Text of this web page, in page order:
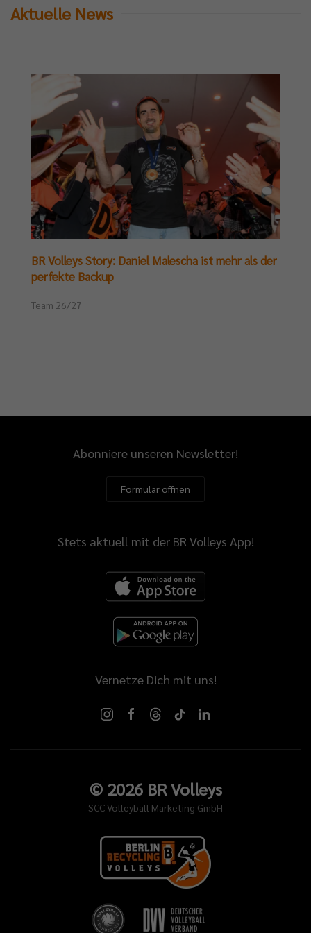
Aktuelle News
BR Volleys Story: Daniel Malescha ist mehr als der
perfekte Backup
Team 26/27
Abonniere unseren Newsletter!
Formular öffnen
Stets aktuell mit der BR Volleys App!
Vernetze Dich mit uns!
© 2026BR Volleys
SCC Volleyball Marketing GmbH